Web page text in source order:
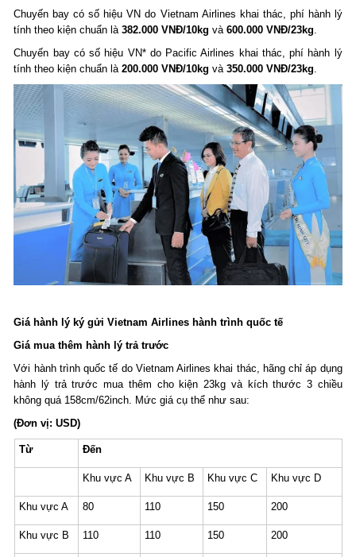
Chuyến bay có số hiệu VN do Vietnam Airlines khai thác, phí hành lý
tính theo kiện chuẩn là382.000 VNĐ/10kg và600.000 VNĐ/23kg
Chuyến bay có số hiệu VN* do Pacific Airlines khai thác, phí hành lý
tính theo kiện chuẩn là200.000 VNĐ/10kg và350.000 VNĐ/23kg
Giá hành lý ký gửi Vietnam Airlines hành trình quốc tế
Giá mua thêm hành lý trả trước
Với hành trình quốc tế do Vietnam Airlines khai thác, hãng chỉ áp dụng
hành lý trả trước mua thêm cho kiện 23kg và kích thước 3 chiều
không quá 158cm/62inch. Mức giá cụ thể như sau:
(Đơn vị: USD)
Từ Đến
Khu vực A Khu vực B Khu vực C Khu vực D
Khu vực A 80 110 150 200
Khu vực B 110 110 150 200